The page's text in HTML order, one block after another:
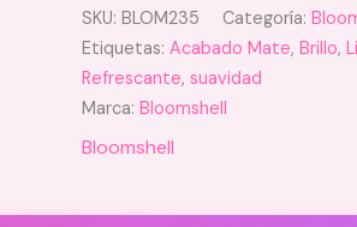
SKU: BLOM235 Categoría:
Etiquetas: Acabado Mate, Brillo,
Refrescante, suavidad
Marca: Bloomshell
Bloomshell